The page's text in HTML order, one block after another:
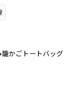
かごトートバッグ